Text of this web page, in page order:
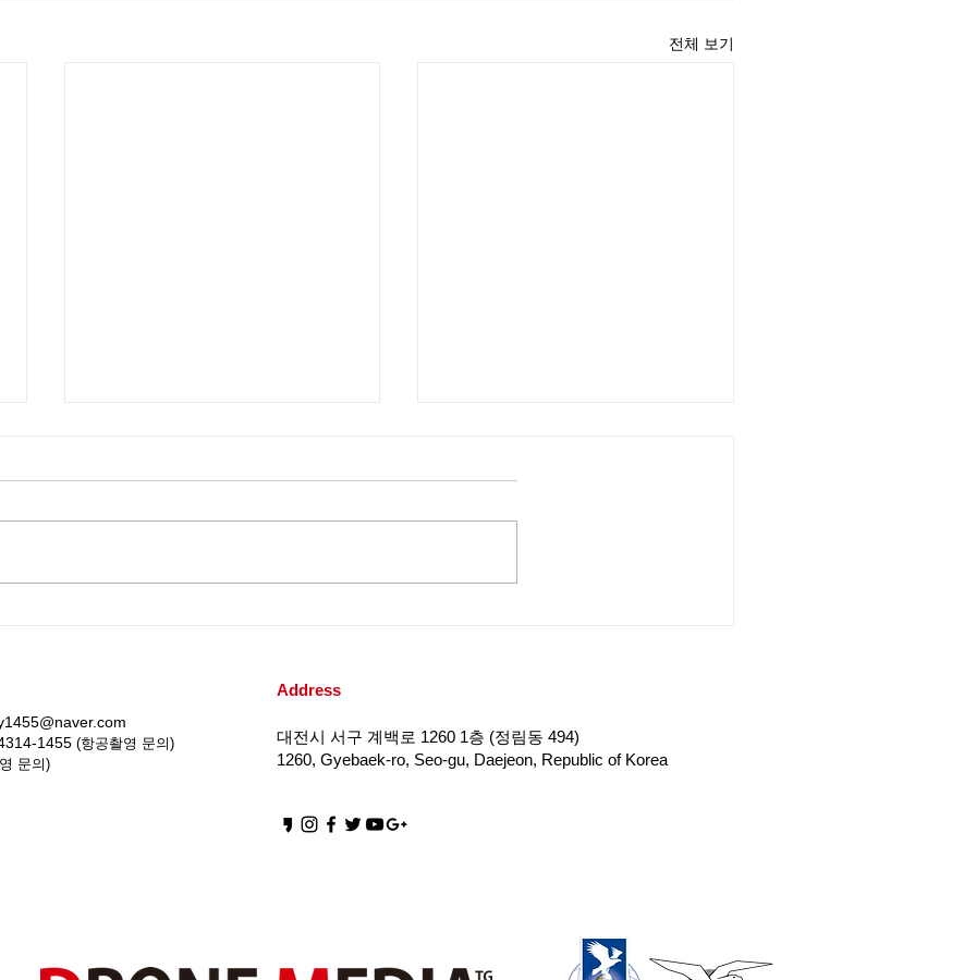
전체 보기
1455 (항공촬영 문의)
문의)
Address
대전시 서구 계백로 1260 1층 (정림동 494)
1260, Gyebaek-ro, Seo-gu, Daejeon, Republic of Korea